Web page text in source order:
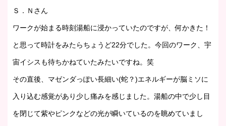
Ｓ．Ｎさん
ワークが始まる時刻湯船に浸かっていたのですが、何かきた！
と思って時計をみたらちょうど22分でした。今回のワーク、宇
宙イシスも待ちかねていたみたいですね。笑
その直後、マゼンダっぽい長細い(蛇？)エネルギーが脳ミソに
入り込む感覚があり少し痛みを感じました。湯船の中で少し目
を閉じて紫やピンクなどの光が瞬いているのを眺めていまし